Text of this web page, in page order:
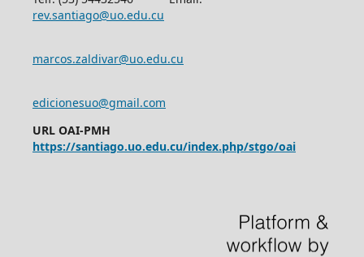
rev.santiago@uo.edu.cu
marcos.zaldivar@uo.edu.cu
edicionesuo@gmail.com
URL OAI-PMH
https://santiago.uo.edu.cu/index.php/stgo/oai